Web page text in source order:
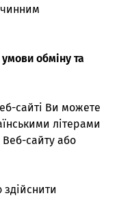
обміну та
сайті Ви можете
літерами
сайту або